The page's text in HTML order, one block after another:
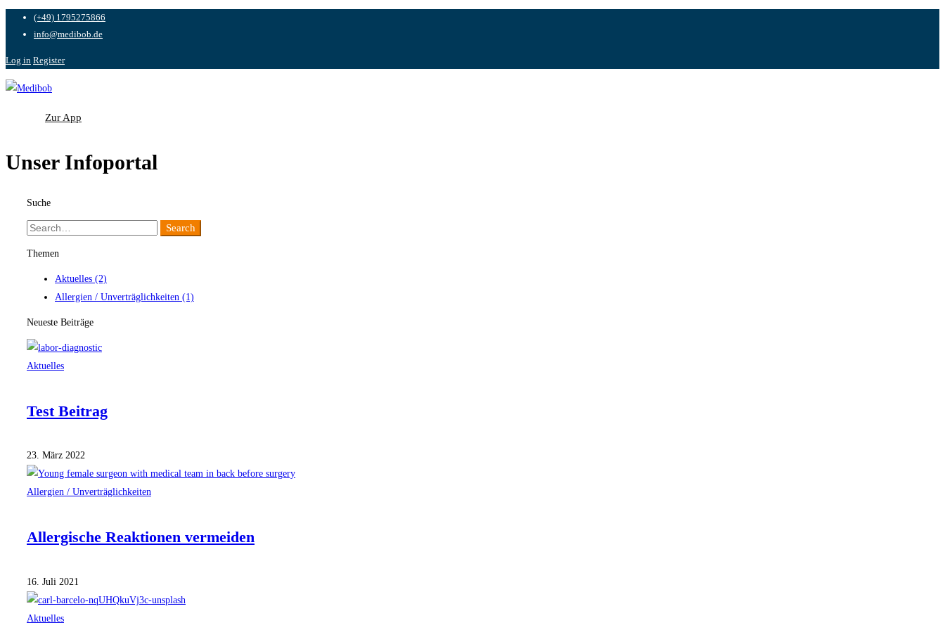
(+49) 1795275866
info@medibob.de
Log in Register
Zur App
Unser Infoportal
Suche
Search
Search
Themen
Aktuelles (2)
Allergien / Unverträglichkeiten (1)
Neueste Beiträge
Aktuelles
Test Beitrag
23. März 2022
Allergien / Unverträglichkeiten
Allergische Reaktionen vermeiden
16. Juli 2021
Aktuelles